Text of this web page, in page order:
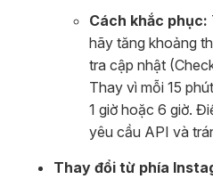
Cách khắc phục:
hãy tăng khoảng
tra cập nhật
Thay vì mỗi 15
1 giờ hoặc 6 giờ.
yêu cầu API và
Thay đổi từ phía